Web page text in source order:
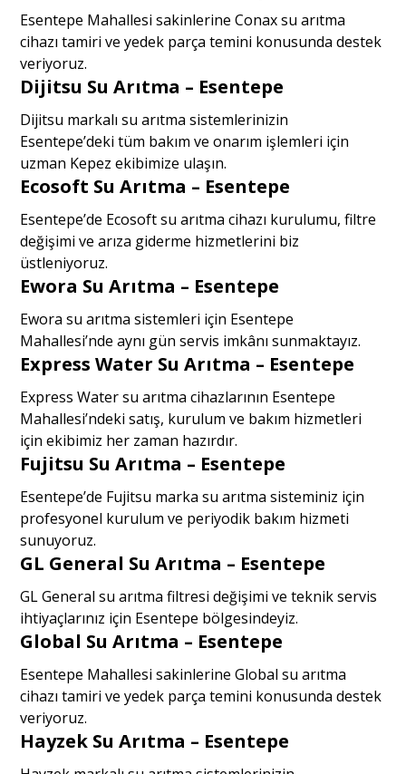
Esentepe Mahallesi sakinlerine Conax su arıtma
cihazı tamiri ve yedek parça temini konusunda destek
veriyoruz.
Dijitsu Su Arıtma – Esentepe
Dijitsu markalı su arıtma sistemlerinizin
Esentepe’deki tüm bakım ve onarım işlemleri için
uzman Kepez ekibimize ulaşın.
Ecosoft Su Arıtma – Esentepe
Esentepe’de Ecosoft su arıtma cihazı kurulumu, filtre
değişimi ve arıza giderme hizmetlerini biz
üstleniyoruz.
Ewora Su Arıtma – Esentepe
Ewora su arıtma sistemleri için Esentepe
Mahallesi’nde aynı gün servis imkânı sunmaktayız.
Express Water Su Arıtma – Esentepe
Express Water su arıtma cihazlarının Esentepe
Mahallesi’ndeki satış, kurulum ve bakım hizmetleri
için ekibimiz her zaman hazırdır.
Fujitsu Su Arıtma – Esentepe
Esentepe’de Fujitsu marka su arıtma sisteminiz için
profesyonel kurulum ve periyodik bakım hizmeti
sunuyoruz.
GL General Su Arıtma – Esentepe
GL General su arıtma filtresi değişimi ve teknik servis
ihtiyaçlarınız için Esentepe bölgesindeyiz.
Global Su Arıtma – Esentepe
Esentepe Mahallesi sakinlerine Global su arıtma
cihazı tamiri ve yedek parça temini konusunda destek
veriyoruz.
Hayzek Su Arıtma – Esentepe